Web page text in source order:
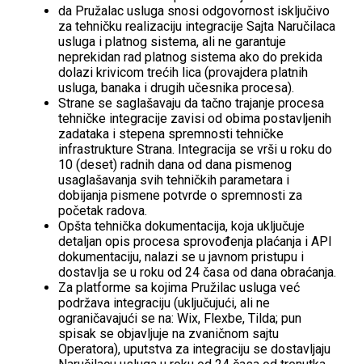
da Pružalac usluga snosi odgovornost isključivo
za tehničku realizaciju integracije Sajta Naručilaca
usluga i platnog sistema, ali ne garantuje
neprekidan rad platnog sistema ako do prekida
dolazi krivicom trećih lica (provajdera platnih
usluga, banaka i drugih učesnika procesa).
Strane se saglašavaju da tačno trajanje procesa
tehničke integracije zavisi od obima postavljenih
zadataka i stepena spremnosti tehničke
infrastrukture Strana. Integracija se vrši u roku do
10 (deset) radnih dana od dana pismenog
usaglašavanja svih tehničkih parametara i
dobijanja pismene potvrde o spremnosti za
početak radova.
Opšta tehnička dokumentacija, koja uključuje
detaljan opis procesa sprovođenja plaćanja i API
dokumentaciju, nalazi se u javnom pristupu i
dostavlja se u roku od 24 časa od dana obraćanja.
Za platforme sa kojima Pružilac usluga već
podržava integraciju (uključujući, ali ne
ograničavajući se na: Wix, Flexbe, Tilda; pun
spisak se objavljuje na zvaničnom sajtu
Operatora), uputstva za integraciju se dostavljaju